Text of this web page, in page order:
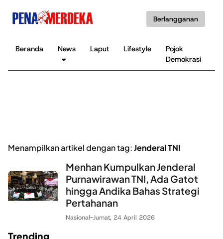
Berlangganan
Beranda News Laput Lifestyle
Pojok
Demokrasi
Menampilkan artikel dengan tag:Jenderal TNI
Menhan Kumpulkan Jenderal
Purnawirawan TNI, Ada Gatot
hingga Andika Bahas Strategi
Pertahanan
Nasional-Jumat, 24 April 2026
Trending